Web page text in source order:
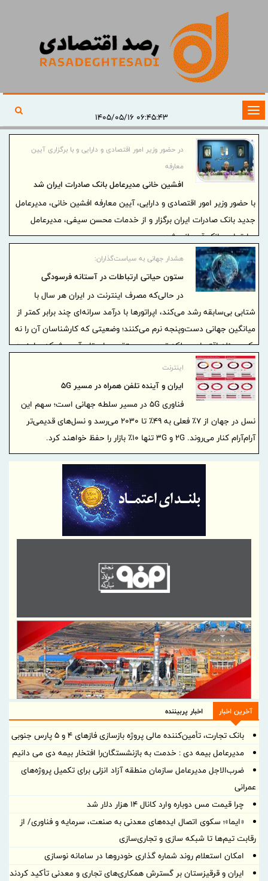
تغییر
وضعیت
ناوبری
در حضور وزیر امور اقتصادی و دارایی و با برگزاری آیین
معارفه
افشین خانی مدیرعامل بانک صادرات ایران شد
با حضور وزیر امور اقتصادی و دارایی، آیین معارفه افشین خانی، مدیرعامل
جدید بانک صادرات ایران برگزار و از خدمات محسن سیفی، مدیرعامل
سابق این بانک قدردانی شد.
هشدار جهانی به سیاست‌گذاران:
ستون حیاتی ارتباطات در آستانه فرسودگی
در حالی‌که مصرف اینترنت در ایران هر سال با
شتابی بی‌سابقه رشد می‌کند، اپراتورها با درآمد سرانه‌ای چند برابر کمتر از
میانگین جهانی دست‌وپنجه نرم می‌کنند؛ وضعیتی که کارشناسان آن را نه
یک مسئله اقتصادی، بلکه تهدیدی مستقیم برای تاب‌آوری شبکه و امنیت
ملی می‌دانند.
اینترنت
ایران و آینده تلفن همراه در مسیر ۵G
فناوری ۵G در مسیر سلطه جهانی است؛ سهم این
نسل در جهان از ۷٪ فعلی به ۴۹٪ تا ۲۰۳۰ می‌رسد و نسل‌های قدیمی‌تر
آرام‌آرام کنار می‌روند. ۲G و ۳G تنها ۱۰٪ بازار را حفظ خواهند کرد.
آخرین اخبار اخبار پربیننده
بانک تجارت، تأمین‌کننده مالی پروژه بازسازی فازهای ۴ و ۵ پارس جنوبی
مدیرعامل بیمه دی : خدمت به بازنشستگان‌را افتخار بیمه دی می دانیم
ضرب‌الاجل مدیرعامل سازمان منطقه آزاد انزلی برای تكمیل پروژه‌های
عمرانی
چرا قیمت مس دوباره وارد کانال ۱۴ هزار دلار شد
«ایما»؛ سکوی اتصال ایده‌های معدنی به صنعت، سرمایه و فناوری/ از
رقابت تیم‌ها تا شبکه سازی و تجاری‌سازی
امکان استعلام روند شماره گذاری خودروها در سامانه نوسازی
ایران و قرقیزستان بر گسترش همکاری‌های تجاری و معدنی تأکید کردند